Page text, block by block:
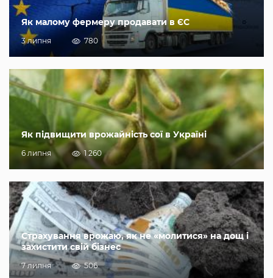
Як малому фермеру продавати в ЄС
3 липня 780
Як підвищити врожайність сої в Україні
6 липня 1 260
Страхування врожаю, як не «молитися» на дощ і
захистити свій бізнес
7 липня 506